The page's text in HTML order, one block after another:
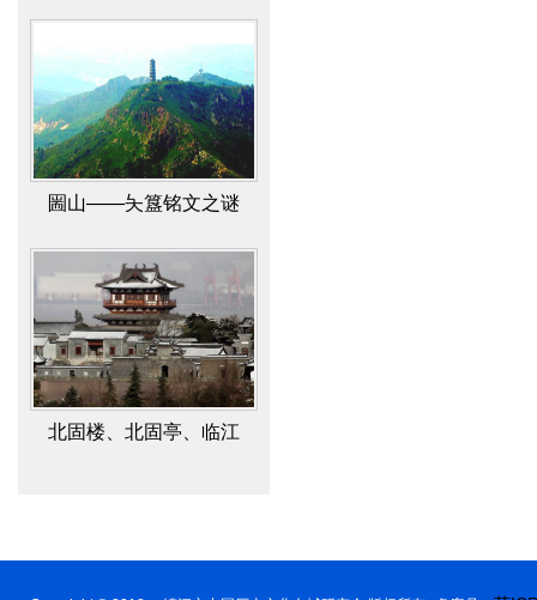
北固楼、北固亭、临江
亭、多景楼辨
梅岭的环境设计与景观布